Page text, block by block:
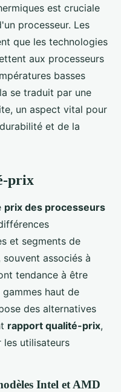
est cruciale
processeur. Les
que les technologies
aux processeurs
basses
se traduit par une
un aspect vital pour
et de la
prix
prix des processeurs
et segments de
souvent associés à
tendance à être
haut de
des alternatives
rapport qualité-prix,
utilisateurs
Intel et AMD